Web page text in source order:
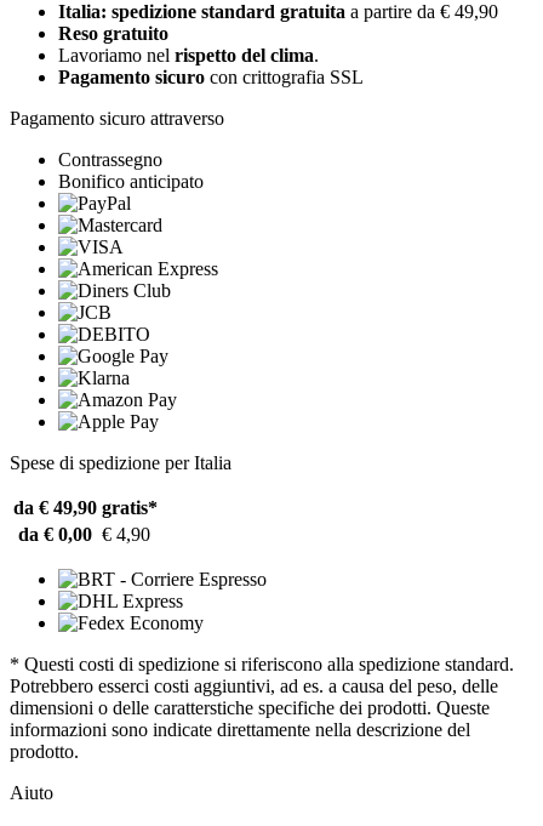
Italia: spedizione standard gratuita a partire da € 49,90
Reso gratuito
Lavoriamo nel rispetto del clima.
Pagamento sicuro con crittografia SSL
Pagamento sicuro attraverso
Contrassegno
Bonifico anticipato
Spese di spedizione per Italia
da € 49,90 gratis*
da € 0,00 € 4,90
* Questi costi di spedizione si riferiscono alla spedizione standard.
Potrebbero esserci costi aggiuntivi, ad es. a causa del peso, delle
dimensioni o delle caratterstiche specifiche dei prodotti. Queste
informazioni sono indicate direttamente nella descrizione del
prodotto.
Aiuto